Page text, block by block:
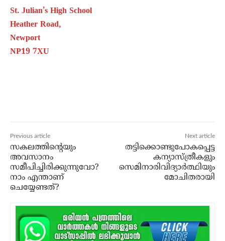
St. Julian’s High School
Heather Road,
Newport
NP19 7XU
Previous article
സകലത്തിന്റെയും
അവസാനം
സമീപിച്ചിരിക്കുന്നുവോ?
നാം എന്താണ്
ചെയ്യേണ്ടത്?
Next article
തട്ടിക്കൊണ്ടുപോകപ്പെട്ട
കന്യാസ്ത്രീകളും
സെമിനാരിവിദ്യാര്‍ത്ഥിയും
മോചിതരായി